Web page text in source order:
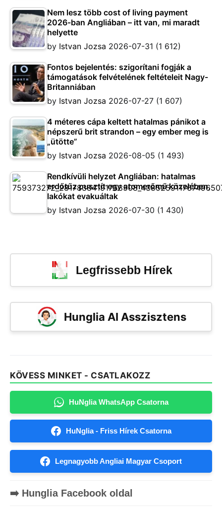
Nem lesz több cost of living payment
2026-ban Angliában – itt van, mi maradt
helyette
by Istvan Jozsa 2026-07-31 (1 612)
Fontos bejelentés: szigorítani fogják a
támogatások felvételének feltételeit Nagy-
Britanniában
by Istvan Jozsa 2026-07-27 (1 607)
4 méteres cápa keltett hatalmas pánikot a
népszerű brit strandon – egy ember meg is
„ütötte”
by Istvan Jozsa 2026-08-05 (1 493)
Rendkívüli helyzet Angliában: hatalmas
erdőtűz pusztít egy atomerőmű közelében,
lakókat evakuáltak
by Istvan Jozsa 2026-07-30 (1 430)
Legfrissebb Hírek
Hunglia AI Asszisztens
KÖVESS MINKET - CSATLAKOZZ
HuNglia WhatsApp Csatorna
HuNglia - Friss Hírek Csatorna
Legnagyobb Angliai Magyar Csoport
➡️ Hunglia Facebook oldal